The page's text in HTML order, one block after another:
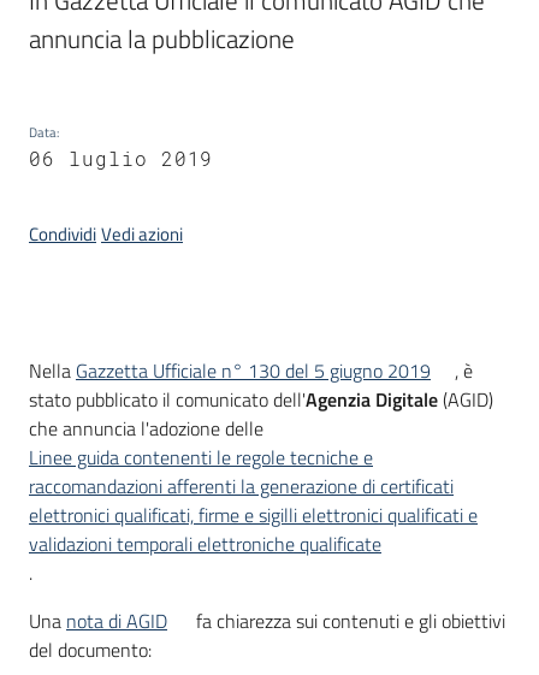
Seguici
annuncia la pubblicazione
Data:
06 luglio 2019
CondividiVedi azioni
Introduzione
Nella Gazzetta Ufficiale n° 130 del 5 giugno 2019
, è
stato pubblicato il comunicato dell'Agenzia Digitale(AGID)
che annuncia l'adozione delle
Linee guida contenenti le regole tecniche e
raccomandazioni afferenti la generazione di certificati
elettronici qualificati, firme e sigilli elettronici qualificati e
validazioni temporali elettroniche qualificate
.
Una nota di AGID
fa chiarezza sui contenuti e gli obiettivi
del documento: